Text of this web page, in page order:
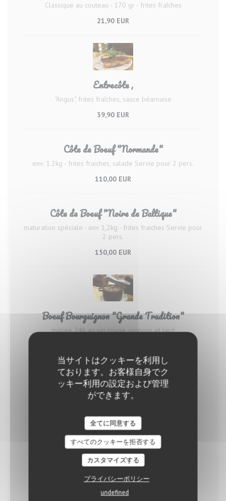
当サイトはクッキーを利用し
ております。お客様自身でク
ッキー利用の設定および管理
ができます。
全てに同意する
すべてのクッキーを拒否する
カスタマイズする
プライバシーポリシー
undefined
Classique au couteau - 170 gr - frites fraîches
21,90 EUR
Entrecôte ,
"Angus", frites fraîches, sauce béarnaise
39,90 EUR
Côte de Boeuf "Normande"
env. 1.2kg - frites fraiches, salade Servie pour 2 pers.
110,00 EUR
Côte de Boeuf "Noire de Baltique"
maturation spéciale - env 1,2kg - frites fraiches Servie pour
2 pers.
150,00 EUR
Boeuf Bourguignon "Grande Tradition"
mariné 24h au vin rouge, oignons et lard
sauce "Albufera", Champignons
27,90 EUR